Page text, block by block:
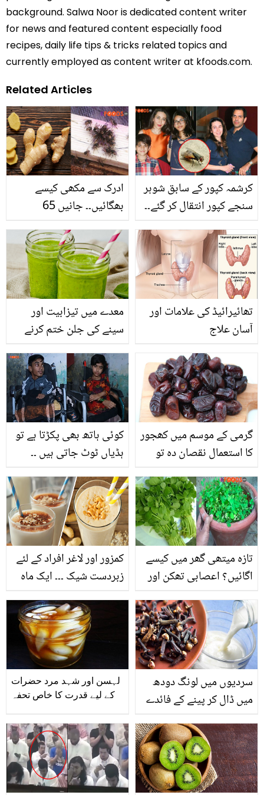
background. Salwa Noor is dedicated content writer
for news and featured content especially food
recipes, daily life tips & tricks related topics and
currently employed as content writer at kfoods.com.
Related Articles
ادرک سے مکھی کیسے
بھگائیں۔۔ جانیں 65
مکھیوں کو بھگانے کا آسان
ترین طریقہ جو مہنگے
اسپرے کا خرچہ بھی بچائے
کرشمہ کپور کے سابق شوہر
سنجے کپور انتقال کر گئے۔۔
تھی؟
معدے میں تیزابیت اور
سینے کی جلن ختم کرنے
تھائیرائیڈ کی علامات اور
آسان علاج
کوئی ہاتھ بھی پکڑتا ہے تو
ہڈیاں ٹوٹ جاتی ہیں ۔۔
ہڈیوں کی کس خطرناک
بیماری میں مبتلا ہیں اور
کیسی زندگی گزار رہے ہیں؟
گرمی کے موسم میں کھجور
کا استعمال نقصان دہ تو
کمزور اور لاغر افراد کے لئے
زبردست شیک ۔۔۔ ایک ماہ
تازہ میتھی گھر میں کیسے
اگائیں؟ اعصابی تھکن اور
موسم کی سبزی میتھی کے
5 زبردست فائدے
لہسن اور شہد مرد حضرات
کے لیے قدرت کا خاص تحفہ
سردیوں میں لونگ دودھ
میں ڈال کر پینے کے فائدے